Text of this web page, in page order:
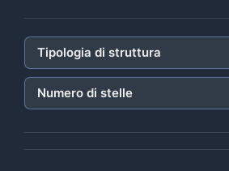
Tipologia di struttura
Numero di stelle